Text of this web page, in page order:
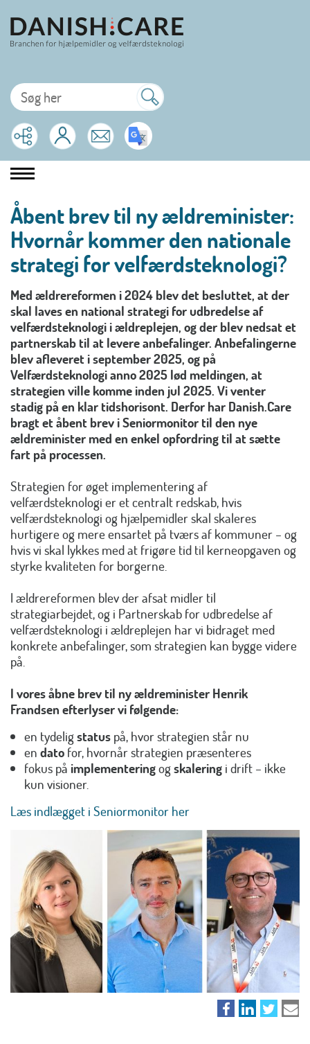
Åbent brev til ny ældreminister:
Hvornår kommer den nationale
strategi for velfærdsteknologi?
Med ældrereformen i 2024 blev det besluttet, at der
skal laves en national strategi for udbredelse af
velfærdsteknologi i ældreplejen, og der blev nedsat et
partnerskab til at levere anbefalinger. Anbefalingerne
blev afleveret i september 2025, og på
Velfærdsteknologi anno 2025 lød meldingen, at
strategien ville komme inden jul 2025. Vi venter
stadig på en klar tidshorisont. Derfor har Danish.Care
bragt et åbent brev i Seniormonitor til den nye
ældreminister med en enkel opfordring til at sætte
fart på processen.
Strategien for øget implementering af
velfærdsteknologi er et centralt redskab, hvis
velfærdsteknologi og hjælpemidler skal skaleres
hurtigere og mere ensartet på tværs af kommuner – og
hvis vi skal lykkes med at frigøre tid til kerneopgaven og
styrke kvaliteten for borgerne.
I ældrereformen blev der afsat midler til
strategiarbejdet, og i Partnerskab for udbredelse af
velfærdsteknologi i ældreplejen har vi bidraget med
konkrete anbefalinger, som strategien kan bygge videre
på.
I vores åbne brev til ny ældreminister Henrik
Frandsen efterlyser vi følgende:
en tydeligstatus på, hvor strategien står nu
en dato for, hvornår strategien præsenteres
fokus på implementeringogskalering i drift – ikke
kun visioner.
Læs indlægget i Seniormonitor her